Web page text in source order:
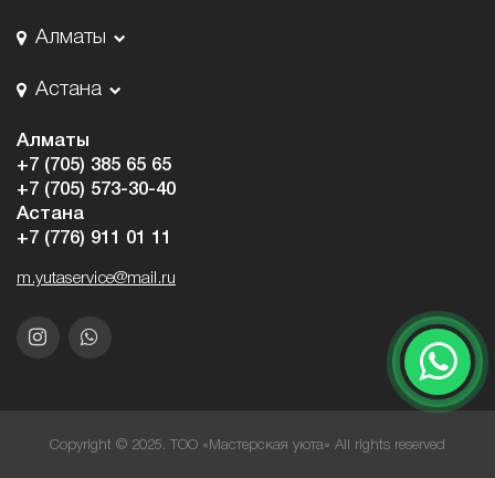
Алматы
Астана
Алматы
+7 (705) 385 65 65
+7 (705) 573-30-40
Астана
+7 (776) 911 01 11
m.yutaservice@mail.ru
Copyright © 2025. ТОО «Мастерская уюта» All rights reserved